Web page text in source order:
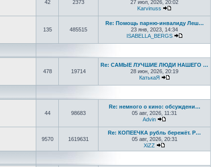
42 2373
27 июл, 2026, 20:02
Karvinuss
135 485515
Re: Помощь парню-инвалиду Леш…
23 янв, 2023, 14:34
ISABELLA_BERGS
478 19714
Re: САМЫЕ ЛУЧШИЕ ЛЮДИ НАШЕГО …
28 июн, 2026, 20:19
КатькаЯ
44 98683
Re: немного о кино: обсуждени…
05 авг, 2026, 11:31
Advin
9570 1619631
Re: КОПЕЕЧКА рубль бережёт. Р…
05 авг, 2026, 20:31
XiZZ
Перейти к